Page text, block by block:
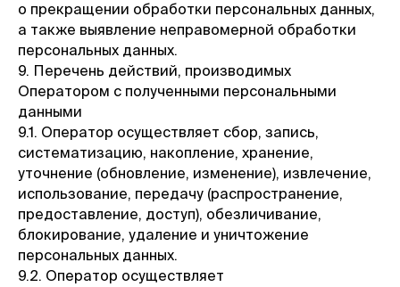
о прекращении обработки персональных данных,
а также выявление неправомерной обработки
персональных данных.
9. Перечень действий, производимых
Оператором с полученными персональными
данными
9.1. Оператор осуществляет сбор, запись,
систематизацию, накопление, хранение,
уточнение (обновление, изменение), извлечение,
использование, передачу (распространение,
предоставление, доступ), обезличивание,
блокирование, удаление и уничтожение
персональных данных.
9.2. Оператор осуществляет